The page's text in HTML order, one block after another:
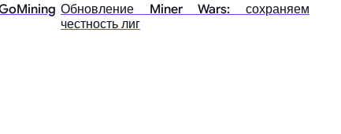
Обновление Miner Wars: сохраняем
честность лиг